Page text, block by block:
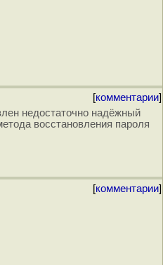
[комментарии]
недостаточно надёжный
восстановления пароля
[комментарии]